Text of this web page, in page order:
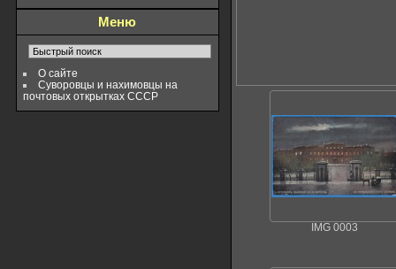
Меню
О сайте
Суворовцы и нахимовцы на
почтовых открытках СССР
IMG 0003